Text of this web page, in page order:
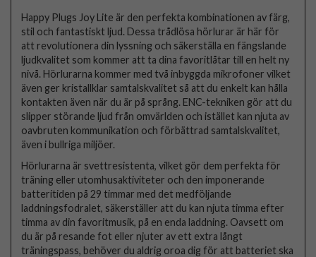
Happy Plugs Joy Lite är den perfekta kombinationen av färg,
stil och fantastiskt ljud. Dessa trådlösa hörlurar är här för
att revolutionera din lyssning och säkerställa en fängslande
ljudkvalitet som kommer att ta dina favoritlåtar till en helt ny
nivå. Hörlurarna kommer med två inbyggda mikrofoner vilket
även ger kristallklar samtalskvalitet så att du enkelt kan hålla
kontakten även när du är på språng. ENC-tekniken gör att du
slipper störande ljud från omvärlden och istället kan njuta av
oavbruten kommunikation och förbättrad samtalskvalitet,
även i bullriga miljöer.
Hörlurarna är svettresistenta, vilket gör dem perfekta för
träning eller utomhusaktiviteter och den imponerande
batteritiden på 29 timmar med det medföljande
laddningsfodralet, säkerställer att du kan njuta timma efter
timma av din favoritmusik, på en enda laddning. Oavsett om
du är på resande fot eller njuter av ett extra långt
träningspass, behöver du aldrig oroa dig för att batteriet ska